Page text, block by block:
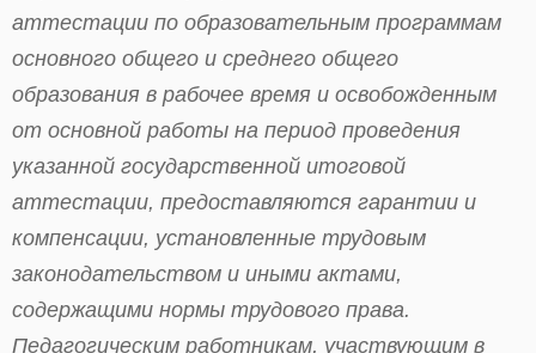
аттестации по образовательным программам
основного общего и среднего общего
образования в рабочее время и освобожденным
от основной работы на период проведения
указанной государственной итоговой
аттестации, предоставляются гарантии и
компенсации, установленные трудовым
законодательством и иными актами,
содержащими нормы трудового права.
Педагогическим работникам, участвующим в